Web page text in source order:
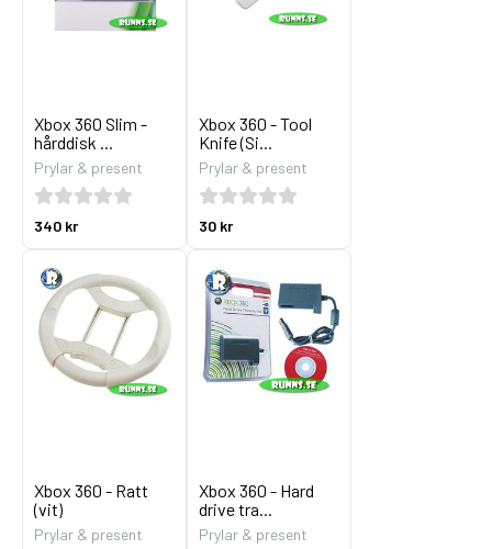
Xbox 360 Slim -
hårddisk ...
Prylar & present
340 kr
Xbox 360 - Tool
Knife (Si...
Prylar & present
30 kr
Xbox 360 - Ratt
(vit)
Prylar & present
Xbox 360 - Hard
drive tra...
Prylar & present